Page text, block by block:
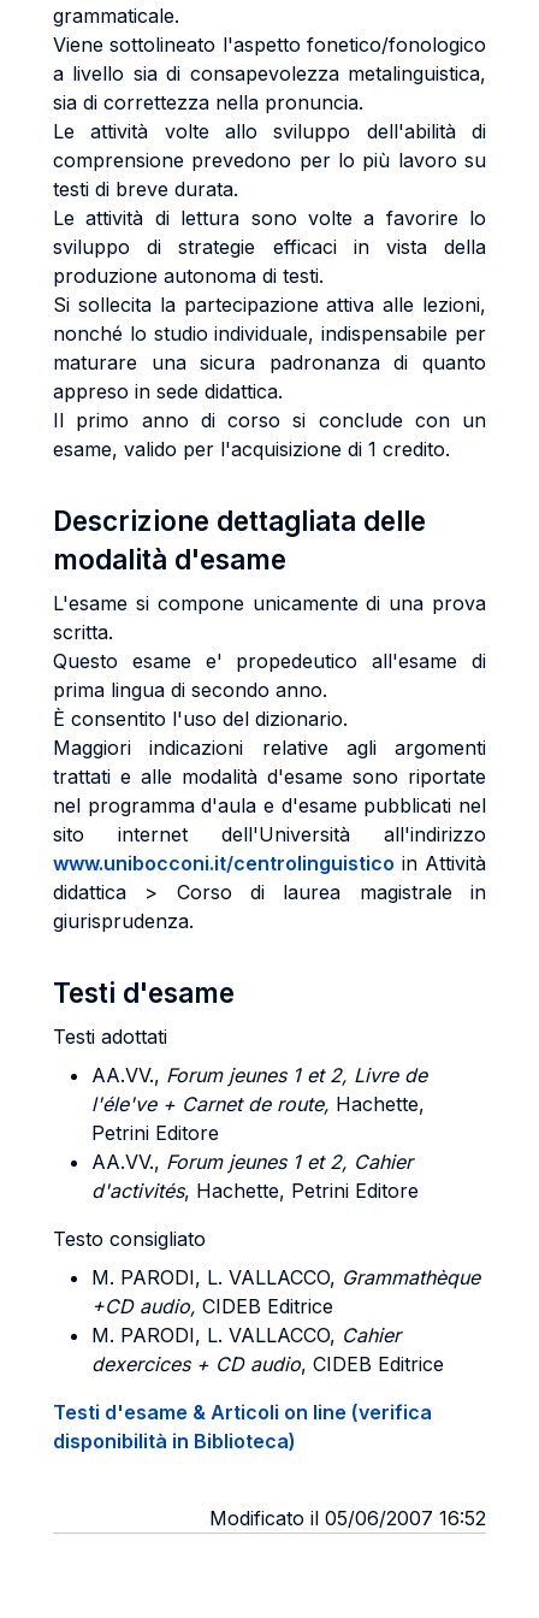
grammaticale.
Viene sottolineato l'aspetto fonetico/fonologico
a livello sia di consapevolezza metalinguistica,
sia di correttezza nella pronuncia.
Le attività volte allo sviluppo dell'abilità di
comprensione prevedono per lo più lavoro su
testi di breve durata.
Le attività di lettura sono volte a favorire lo
sviluppo di strategie efficaci in vista della
produzione autonoma di testi.
Si sollecita la partecipazione attiva alle lezioni,
nonché lo studio individuale, indispensabile per
maturare una sicura padronanza di quanto
appreso in sede didattica.
Il primo anno di corso si conclude con un
esame, valido per l'acquisizione di 1 credito.
Descrizione dettagliata delle
modalità d'esame
L'esame si compone unicamente di una prova
scritta.
Questo esame e' propedeutico all'esame di
prima lingua di secondo anno.
È consentito l'uso del dizionario.
Maggiori indicazioni relative agli argomenti
trattati e alle modalità d'esame sono riportate
nel programma d'aula e d'esame pubblicati nel
sito internet dell'Università all'indirizzo
www.unibocconi.it/centrolinguistico in Attività
didattica > Corso di laurea magistrale in
giurisprudenza.
Testi d'esame
Testi adottati
AA.VV., Forum jeunes 1 et 2, Livre de
l'éle've + Carnet de route, Hachette,
Petrini Editore
AA.VV., Forum jeunes 1 et 2, Cahier
d'activités, Hachette, Petrini Editore
Testo consigliato
M. PARODI, L. VALLACCO, Grammathèque
+CD audio, CIDEB Editrice
M. PARODI, L. VALLACCO, Cahier
dexercices + CD audio, CIDEB Editrice
Testi d'esame & Articoli on line (verifica
disponibilità in Biblioteca)
Modificato il 05/06/2007 16:52